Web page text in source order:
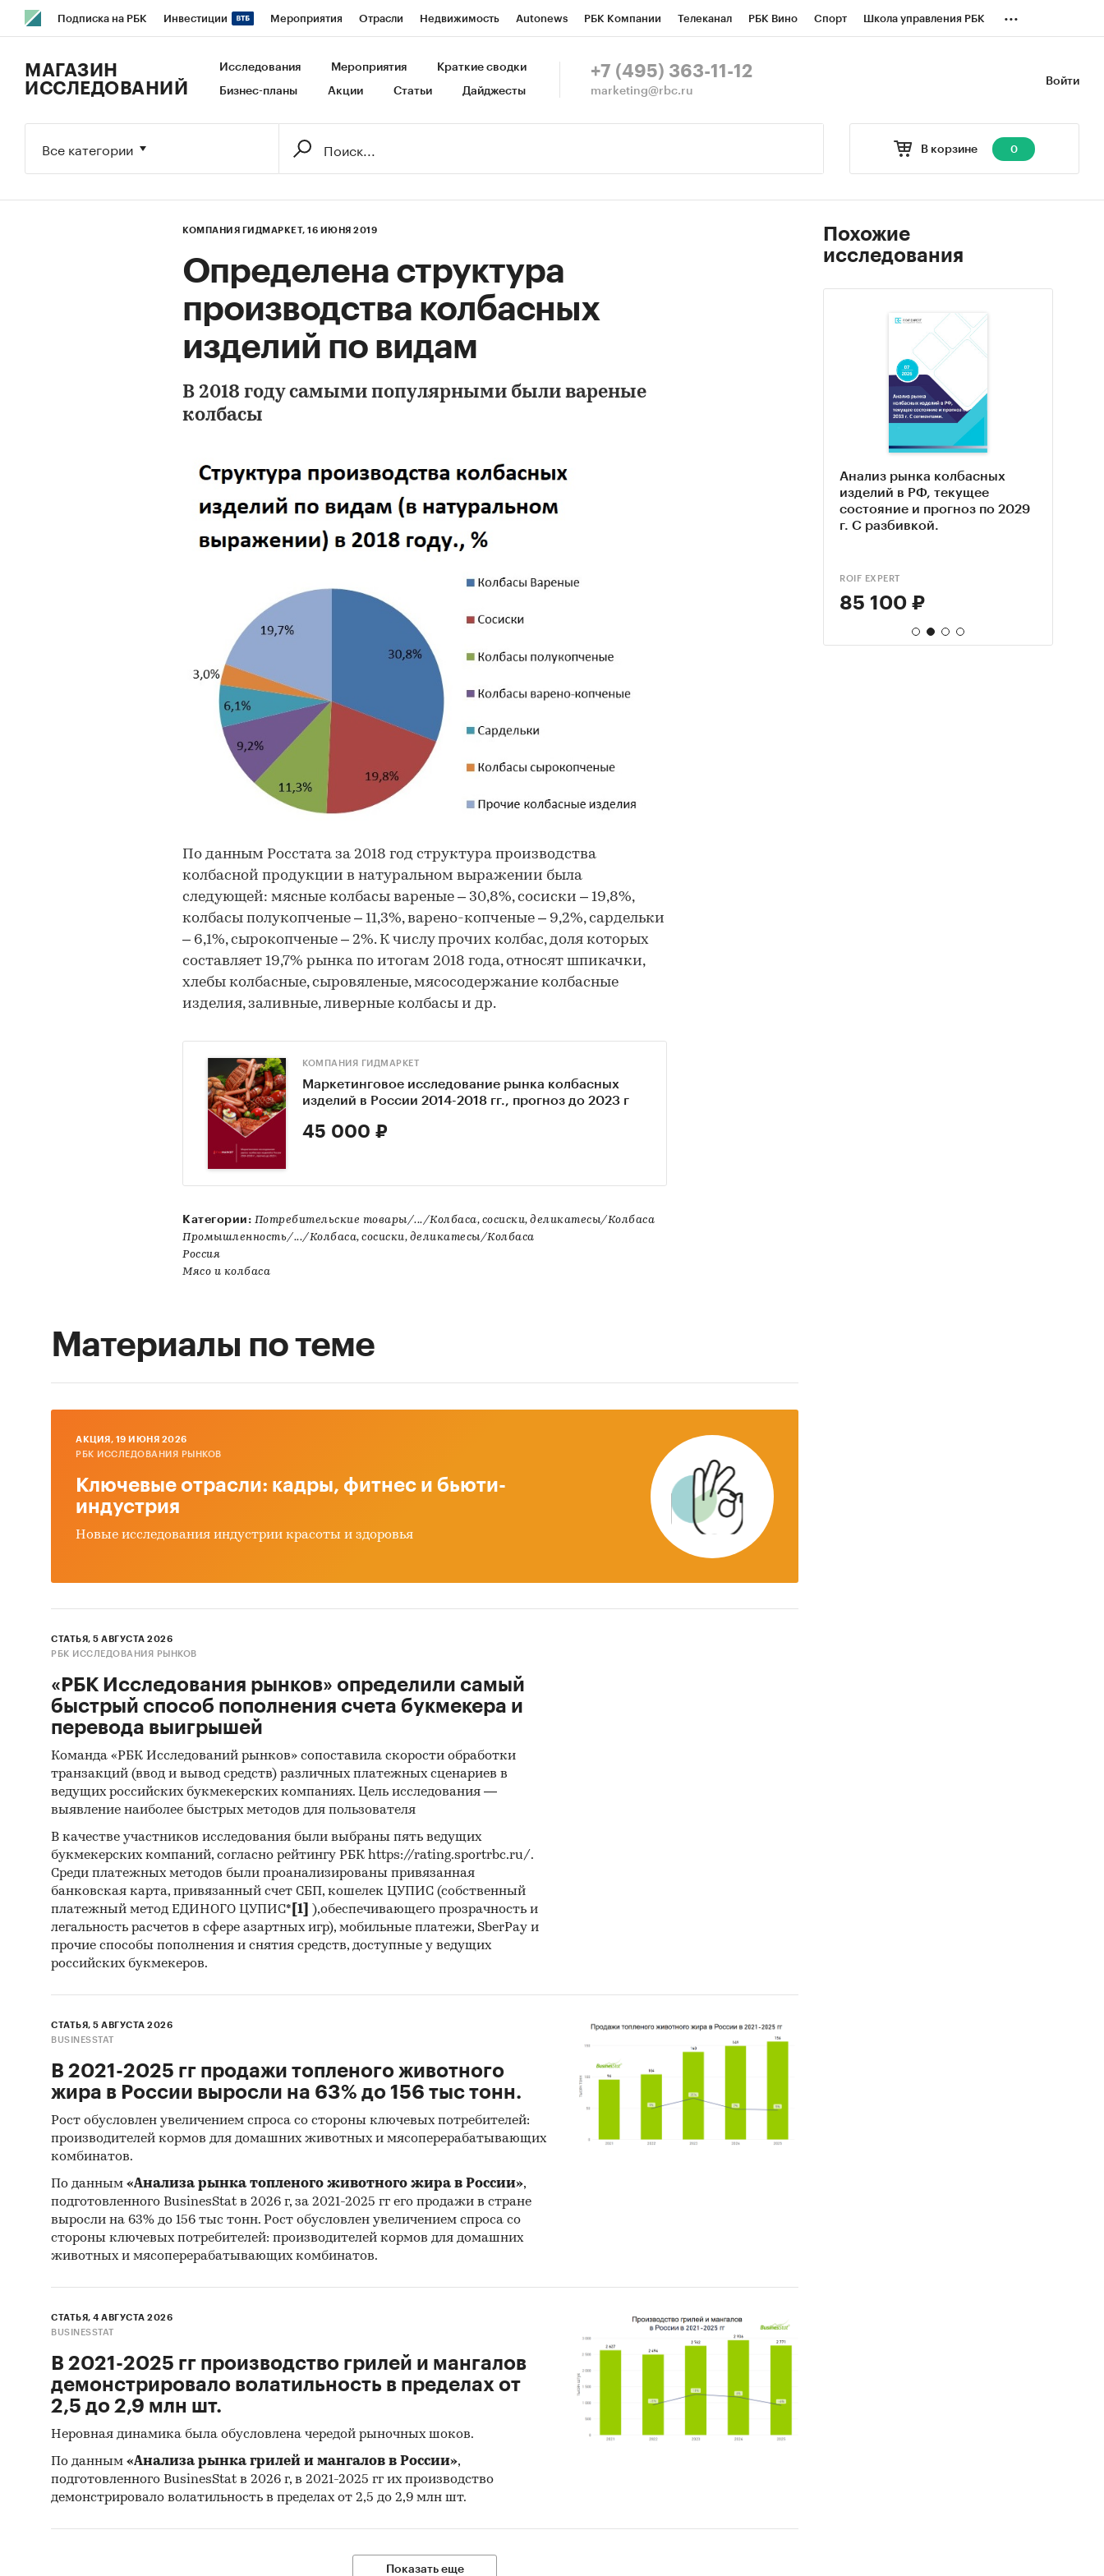
Подписка на РБК Инвестиции Мероприятия Отрасли Недвижимость Autonews РБК Компании Телеканал РБК Вино Спорт Школа управления РБК
Исследования Кредитные рейтинги Франшизы Газета Спецпроекты СПб Конференции СПб Спецпроекты
...
Войти
МАГАЗИН
ИССЛЕДОВАНИЙ
Исследования Мероприятия Краткие сводки
Бизнес-планы Акции Статьи Дайджесты
+7 (495) 363-11-12
marketing@rbc.ru
В корзине 0
Все категории
КОМПАНИЯ ГИДМАРКЕТ, 16 ИЮНЯ 2019
Определена структура
производства колбасных
изделий по видам
В 2018 году самыми популярными были вареные
колбасы
По данным Росстата за 2018 год структура производства
колбасной продукции в натуральном выражении была
следующей: мясные колбасы вареные – 30,8%, сосиски – 19,8%,
колбасы полукопченые – 11,3%, варено-копченые – 9,2%, сардельки
– 6,1%, сырокопченые – 2%. К числу прочих колбас, доля которых
составляет 19,7% рынка по итогам 2018 года, относят шпикачки,
хлебы колбасные, сыровяленые, мясосодержание колбасные
изделия, заливные, ливерные колбасы и др.
КОМПАНИЯ ГИДМАРКЕТ
Маркетинговое исследование рынка колбасных
изделий в России 2014-2018 гг., прогноз до 2023 г
45 000 ₽
Категории: Потребительские товары/.../Колбаса, сосиски, деликатесы/Колбаса
Промышленность/.../Колбаса, сосиски, деликатесы/Колбаса
Россия
Мясо и колбаса
Похожие
исследования
Анализ рынка колбасных
изделий в РФ, текущее
состояние и прогноз по 2029
г. С разбивкой.
ROIF EXPERT
85 100 ₽
Материалы по теме
AКЦИЯ, 19 ИЮНЯ 2026
РБК ИССЛЕДОВАНИЯ РЫНКОВ
Ключевые отрасли: кадры, фитнес и бьюти-
индустрия
Новые исследования индустрии красоты и здоровья
СТАТЬЯ, 5 АВГУСТА 2026
РБК ИССЛЕДОВАНИЯ РЫНКОВ
«РБК Исследования рынков» определили самый
быстрый способ пополнения счета букмекера и
перевода выигрышей
Команда «РБК Исследований рынков» сопоставила скорости обработки
транзакций (ввод и вывод средств) различных платежных сценариев в
ведущих российских букмекерских компаниях. Цель исследования —
выявление наиболее быстрых методов для пользователя
В качестве участников исследования были выбраны пять ведущих
букмекерских компаний, согласно рейтингу РБК https://rating.sportrbc.ru/.
Среди платежных методов были проанализированы привязанная
банковская карта, привязанный счет СБП, кошелек ЦУПИС (собственный
платежный метод ЕДИНОГО ЦУПИС* [1]
),обеспечивающего прозрачность и
легальность расчетов в сфере азартных игр), мобильные платежи, SberPay и
прочие способы пополнения и снятия средств, доступные у ведущих
российских букмекеров.
СТАТЬЯ, 5 АВГУСТА 2026
BUSINESSTAT
В 2021-2025 гг продажи топленого животного
жира в России выросли на 63% до 156 тыс тонн.
Рост обусловлен увеличением спроса со стороны ключевых потребителей:
производителей кормов для домашних животных и мясоперерабатывающих
комбинатов.
По данным «Анализа рынка топленого животного жира в России»,
подготовленного BusinesStat в 2026 г, за 2021-2025 гг его продажи в стране
выросли на 63% до 156 тыс тонн. Рост обусловлен увеличением спроса со
стороны ключевых потребителей: производителей кормов для домашних
животных и мясоперерабатывающих комбинатов.
СТАТЬЯ, 4 АВГУСТА 2026
BUSINESSTAT
В 2021-2025 гг производство грилей и мангалов
демонстрировало волатильность в пределах от
2,5 до 2,9 млн шт.
Неровная динамика была обусловлена чередой рыночных шоков.
По данным «Анализа рынка грилей и мангалов в России»,
подготовленного BusinesStat в 2026 г, в 2021-2025 гг их производство
демонстрировало волатильность в пределах от 2,5 до 2,9 млн шт.
Показать еще